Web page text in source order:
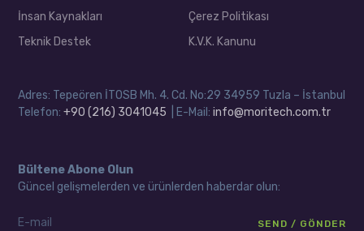
İnsan Kaynakları
Teknik Destek
Çerez Politikası
K.V.K. Kanunu
Adres: Tepeören İTOSB Mh. 4. Cd. No:29 34959 Tuzla – İstanbul
Telefon:+90 (216) 3041045 | E-Mail:info@moritech.com.tr
Bültene Abone Olun
Güncel gelişmelerden ve ürünlerden haberdar olun: